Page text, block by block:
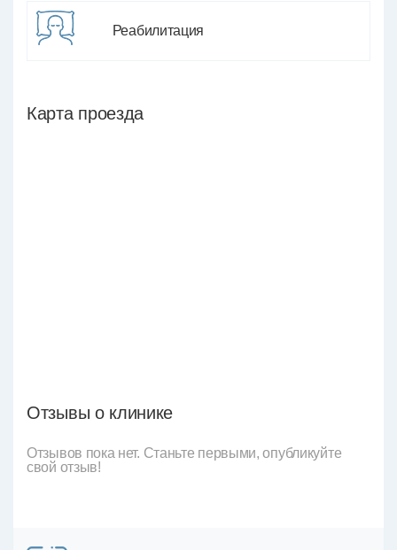
Реабилитация
Карта проезда
Отзывы о клинике
Отзывов пока нет. Станьте первыми, опубликуйте
свой отзыв!